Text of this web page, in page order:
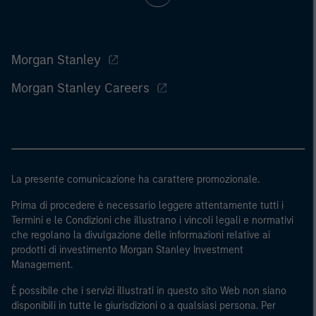
Morgan Stanley
Morgan Stanley Careers
La presente comunicazione ha carattere promozionale.
Prima di procedere è necessario leggere attentamente tutti i
Termini e le Condizioni che illustrano i vincoli legali e normativi
che regolano la divulgazione delle informazioni relative ai
prodotti di investimento Morgan Stanley Investment
Management.
È possibile che i servizi illustrati in questo sito Web non siano
disponibili in tutte le giurisdizioni o a qualsiasi persona. Per